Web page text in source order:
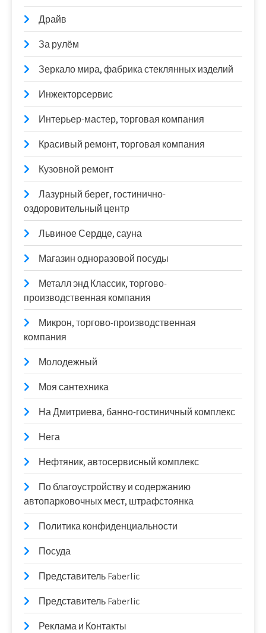
Драйв
За рулём
Зеркало мира, фабрика стеклянных изделий
Инжекторсервис
Интерьер-мастер, торговая компания
Красивый ремонт, торговая компания
Кузовной ремонт
Лазурный берег, гостинично-
оздоровительный центр
Львиное Сердце, сауна
Магазин одноразовой посуды
Металл энд Классик, торгово-
производственная компания
Микрон, торгово-производственная
компания
Молодежный
Моя сантехника
На Дмитриева, банно-гостиничный комплекс
Нега
Нефтяник, автосервисный комплекс
По благоустройству и содержанию
автопарковочных мест, штрафстоянка
Политика конфиденциальности
Посуда
Представитель Faberlic
Представитель Faberlic
Реклама и Контакты